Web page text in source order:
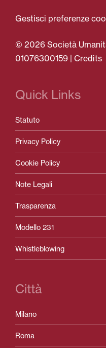
Gestisci preferenze
© 2026 Società
01076300159 | Credits
Quick Links
Statuto
Privacy Policy
Cookie Policy
Note Legali
Trasparenza
Modello 231
Whistleblowing
Città
Milano
Roma